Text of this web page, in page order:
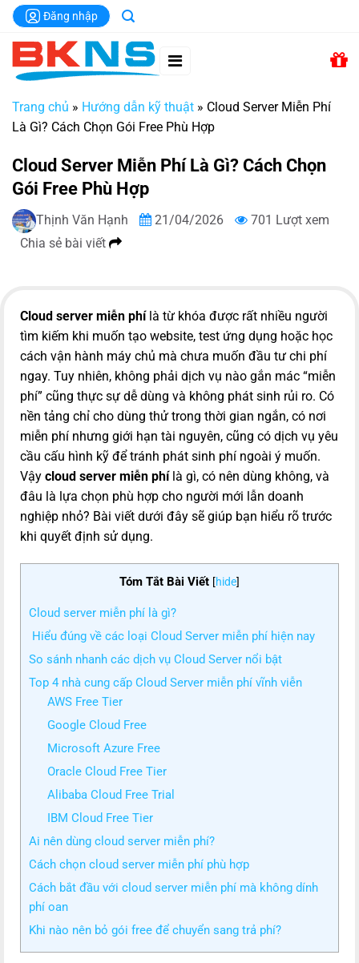
Chuyển
đến
dung
Đăng nhập
Trang chủ » Hướng dẫn kỹ thuật » Cloud Server Miễn Phí
Là Gì? Cách Chọn Gói Free Phù Hợp
Cloud Server Miễn Phí Là Gì? Cách Chọn
Gói Free Phù Hợp
Thịnh Văn Hạnh 21/04/2026
701 Lượt xem
Chia sẻ bài viết
Cloud server miễn phílà từ khóa được rất nhiều người
tìm kiếm khi muốn tạo website, test ứng dụng hoặc học
cách vận hành máy chủ mà chưa muốn đầu tư chi phí
ngay. Tuy nhiên, không phải dịch vụ nào gắn mác “miễn
phí” cũng thực sự dễ dùng và không phát sinh rủi ro. Có
nền tảng chỉ cho dùng thử trong thời gian ngắn, có nơi
miễn phí nhưng giới hạn tài nguyên, cũng có dịch vụ yêu
cầu cấu hình kỹ để tránh phát sinh phí ngoài ý muốn.
Vậy cloud server miễn phílà gì, có nên dùng không, và
đâu là lựa chọn phù hợp cho người mới lẫn doanh
nghiệp nhỏ? Bài viết dưới đây sẽ giúp bạn hiểu rõ trước
khi quyết định sử dụng.
Tóm Tắt Bài Viết [hide]
Cloud server miễn phí là gì?
Hiểu đúng về các loại Cloud Server miễn phí hiện nay
So sánh nhanh các dịch vụ Cloud Server nổi bật
Top 4 nhà cung cấp Cloud Server miễn phí vĩnh viễn
AWS Free Tier
Google Cloud Free
Microsoft Azure Free
Oracle Cloud Free Tier
Alibaba Cloud Free Trial
IBM Cloud Free Tier
Ai nên dùng cloud server miễn phí?
Cách chọn cloud server miễn phí phù hợp
Cách bắt đầu với cloud server miễn phí mà không dính
phí oan
Khi nào nên bỏ gói free để chuyển sang trả phí?